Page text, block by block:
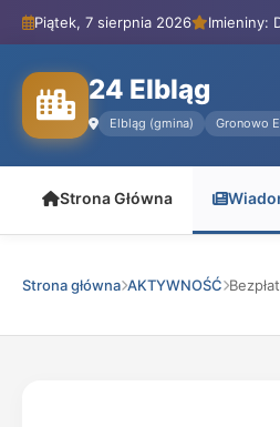
Piątek, 7 sierpnia 2026 Imieniny:
24 Elbląg
Elbląg (gmina) Gronowo
Strona Główna
Strona główna AKTYWNOŚĆ